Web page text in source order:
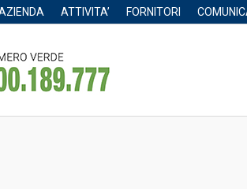
ATTIVITA’ FORNITORI